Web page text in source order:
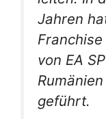
Jahren
von EA
geführt.